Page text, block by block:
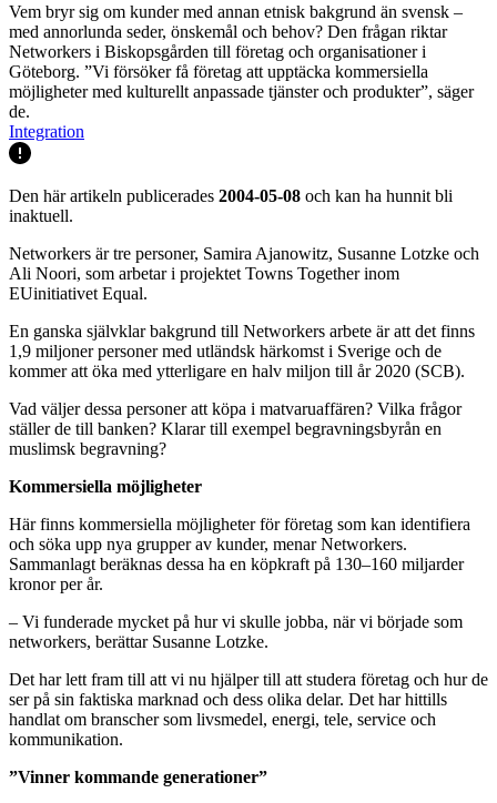
Vem bryr sig om kunder med annan etnisk bakgrund än svensk –
med annorlunda seder, önskemål och behov? Den frågan riktar
Networkers i Biskopsgården till företag och organisationer i
Göteborg. ”Vi försöker få företag att upptäcka kommersiella
möjligheter med kulturellt anpassade tjänster och produkter”, säger
de.
Integration
Den här artikeln publicerades 2004-05-08 och kan ha hunnit bli
inaktuell.
Networkers är tre personer, Samira Ajanowitz, Susanne Lotzke och
Ali Noori, som arbetar i projektet Towns Together inom
EUinitiativet Equal.
En ganska självklar bakgrund till Networkers arbete är att det finns
1,9 miljoner personer med utländsk härkomst i Sverige och de
kommer att öka med ytterligare en halv miljon till år 2020 (SCB).
Vad väljer dessa personer att köpa i matvaruaffären? Vilka frågor
ställer de till banken? Klarar till exempel begravningsbyrån en
muslimsk begravning?
Kommersiella möjligheter
Här finns kommersiella möjligheter för företag som kan identifiera
och söka upp nya grupper av kunder, menar Networkers.
Sammanlagt beräknas dessa ha en köpkraft på 130–160 miljarder
kronor per år.
– Vi funderade mycket på hur vi skulle jobba, när vi började som
networkers, berättar Susanne Lotzke.
Det har lett fram till att vi nu hjälper till att studera företag och hur de
ser på sin faktiska marknad och dess olika delar. Det har hittills
handlat om branscher som livsmedel, energi, tele, service och
kommunikation.
”Vinner kommande generationer”